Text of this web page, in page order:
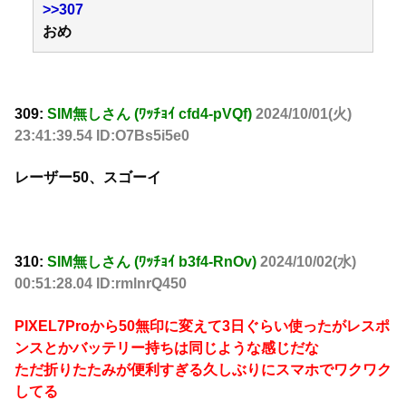
>>307
おめ
309: SIM無しさん (ﾜｯﾁｮｲ cfd4-pVQf) 2024/10/01(火)
23:41:39.54 ID:O7Bs5i5e0
レーザー50、スゴーイ
310: SIM無しさん (ﾜｯﾁｮｲ b3f4-RnOv) 2024/10/02(水)
00:51:28.04 ID:rmlnrQ450
PIXEL7Proから50無印に変えて3日ぐらい使ったがレスポ
ンスとかバッテリー持ちは同じような感じだな
ただ折りたたみが便利すぎる久しぶりにスマホでワクワク
してる